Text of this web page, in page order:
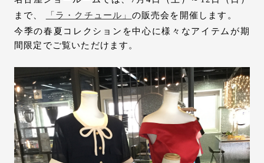
オンラインストア
カタログを見る
よくあるご質問
お問い合わせ
サポート
LANGUAGE :
まで、
「ラ・クチュール」 の販売会を開催します。
今季の春夏コレクションを中心に様々なアイテムが期
間限定でご覧いただけます。